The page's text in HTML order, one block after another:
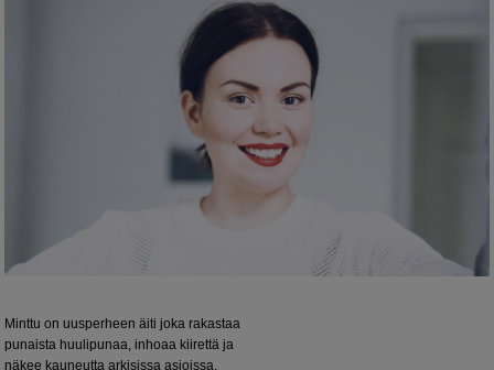
Minttu on uusperheen äiti joka rakastaa
punaista huulipunaa, inhoaa kiirettä ja
näkee kauneutta arkisissa asioissa.